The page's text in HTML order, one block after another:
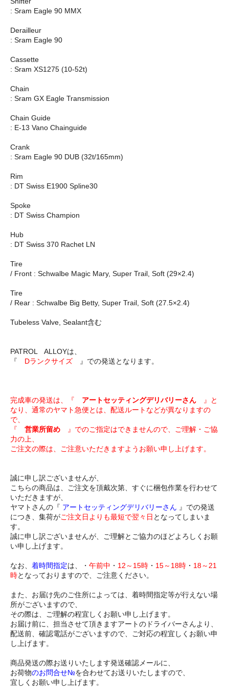
: Sram Eagle 90 MMX
Derailleur
: Sram Eagle 90
Cassette
: Sram XS1275 (10-52t)
Chain
: Sram GX Eagle Transmission
Chain Guide
: E-13 Vano Chainguide
Crank
: Sram Eagle 90 DUB (32t/165mm)
Rim
: DT Swiss E1900 Spline30
Spoke
: DT Swiss Champion
Hub
: DT Swiss 370 Rachet LN
Tire
/ Front : Schwalbe Magic Mary, Super Trail, Soft (29×2.4)
Tire
/ Rear : Schwalbe Big Betty, Super Trail, Soft (27.5×2.4)
Tubeless Valve, Sealant含む
PATROL ALLOYは、
『 Dランクサイズ 』での発送となります。
完成車の発送は、『 アートセッティングデリバリーさん 』と
なり、通常のヤマト急便とは、配送ルートなどが異なりますの
で、
『 営業所留め
』でのご指定はできませんので、ご理解・ご協
力の上、
ご注文の際は、ご注意いただきますようお願い申し上げます。
誠に申し訳ございませんが、
こちらの商品は、ご注文を頂戴次第、すぐに梱包作業を行わせて
いただきますが、
ヤマトさんの『 アートセッティングデリバリーさん 』での発送
につき、集荷がご注文日よりも最短で翌々日 となってしまいま
す。
誠に申し訳ございませんが、ご理解とご協力のほどよろしくお願
い申し上げます。
なお、 着時間指定は、・ 午前中 ・ 12～15時 ・ 15～18時 ・ 18～21
時となっておりますので、ご注意ください。
また、お届け先のご住所によっては、着時間指定等が行えない場
所がございますので、
その際は、ご理解の程宜しくお願い申し上げます。
お届け前に、担当させて頂きますアートのドライバーさんより、
配送前、確認電話がございますので、ご対応の程宜しくお願い申
し上げます。
商品発送の際お送りいたします発送確認メールに、
お荷物のお問合せ№を合わせてお送りいたしますので、
宜しくお願い申し上げます。